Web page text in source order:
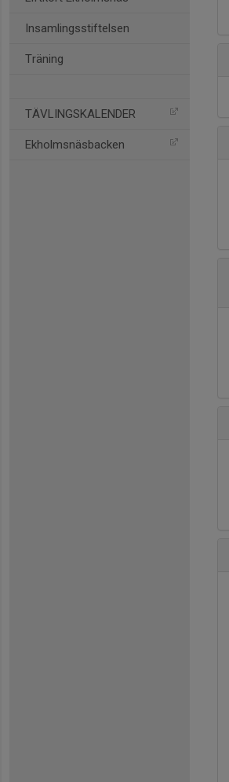
Insamlingsstiftelsen
Träning
TÄVLINGSKALENDER
Ekholmsnäsbacken